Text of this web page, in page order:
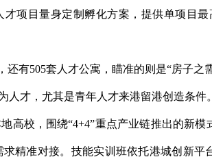
项目量身定制孵化方案，提供单项目
有505套人才公寓，瞄准的则是“房子之需
才，尤其是青年人才来港留港创造条件。
高校，围绕“4+4”重点产业链推出的新
精准对接。技能实训班依托港城创新平